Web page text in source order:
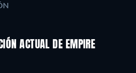
ACTUAL DE EMPIRE